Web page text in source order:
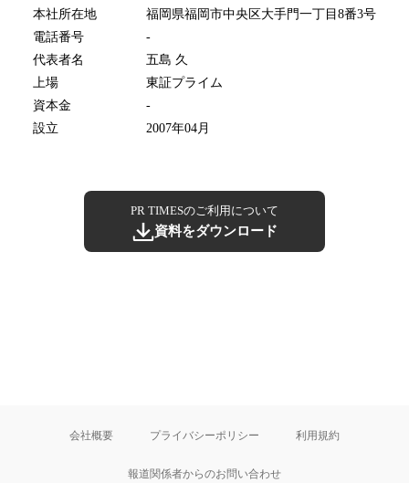
本社所在地
福岡県福岡市中央区大手門一丁目8番3号
電話番号
-
代表者名
五島 久
上場
東証プライム
資本金
-
設立
2007年04月
PR TIMESのご利用について
資料をダウンロード
会社概要 プライバシーポリシー 利用規約
報道関係者からのお問い合わせ